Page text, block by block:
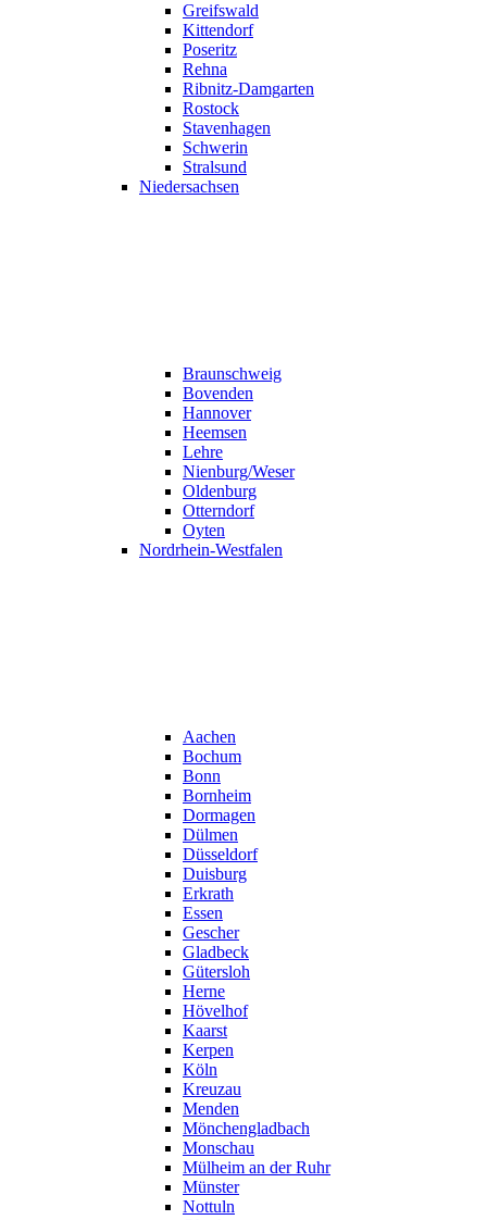
Greifswald
Kittendorf
Poseritz
Rehna
Ribnitz-Damgarten
Rostock
Stavenhagen
Schwerin
Stralsund
Niedersachsen
Braunschweig
Bovenden
Hannover
Heemsen
Lehre
Nienburg/Weser
Oldenburg
Otterndorf
Oyten
Nordrhein-Westfalen
Aachen
Bochum
Bonn
Bornheim
Dormagen
Dülmen
Düsseldorf
Duisburg
Erkrath
Essen
Gescher
Gladbeck
Gütersloh
Herne
Hövelhof
Kaarst
Kerpen
Köln
Kreuzau
Menden
Mönchengladbach
Monschau
Mülheim an der Ruhr
Münster
Nottuln